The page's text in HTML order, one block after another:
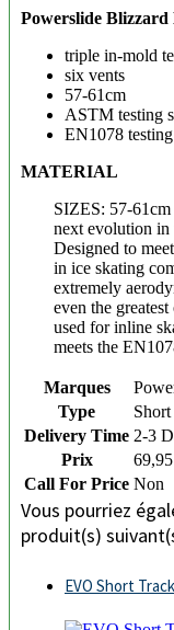
Powerslide Blizzard
triple in-mold
six vents
57-61cm
ASTM testing
EN1078
MATERIAL
SIZES: 57-
next evolution in
Designed to
in ice skating
extremely
even the
used for inline
meets the
Marques
Type
Delivery Time 2-3
Prix
Call For Price Non
Vous pourriez
produit(s)
EVO Short